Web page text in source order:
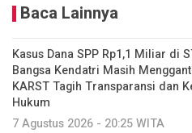
Baca Lainnya
Kasus Dana SPP Rp1,1 Miliar di
Bangsa Kendatri Masih
KARST Tagih Transparansi dan
Hukum
7 Agustus 2026 - 20:25 WITA